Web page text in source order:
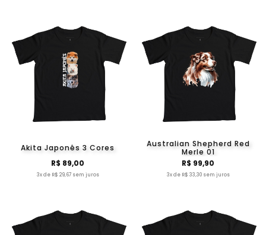
Akita Japonês 3 Cores
R$ 89,00
3x de R$ 29,67 sem juros
Australian Shepherd Red
Merle 01
R$ 99,90
3x de R$ 33,30 sem juros